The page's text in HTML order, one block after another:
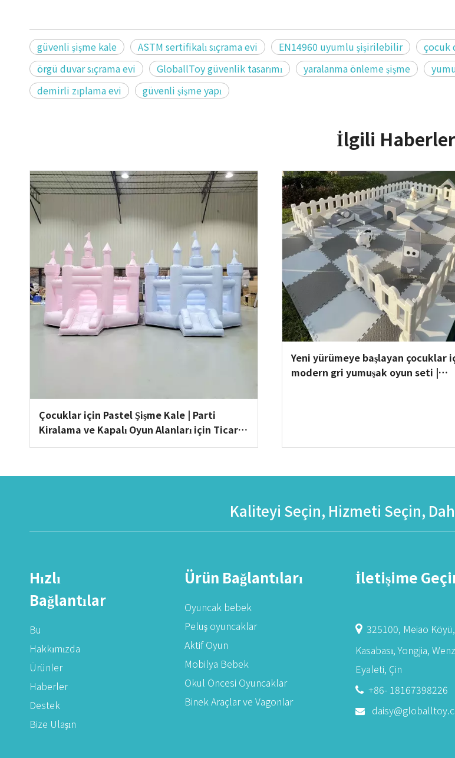
güvenli şişme kale ASTM sertifikalı sıçrama evi EN14960 uyumlu şişirilebilir
çocuk
örgü duvar sıçrama evi
GloballToy güvenlik tasarımı yaralanma önleme şişme
demirli zıplama evi
güvenli şişme yapı
İlgili Haberler
Çocuklar için Pastel Şişme Kale | Parti
Kiralama ve Kapalı Oyun Alanları için Ticari
Sıçrama Evi
Yeni yürümeye başlayan çocuklar
modern gri yumuşak oyun seti |
Kaliteyi Seçin, Hizmeti Seçin,
Hızlı
Bağlantılar
Bu
Hakkımızda
Ürünler
Haberler
Destek
Bize Ulaşın
Ürün Bağlantıları
Oyuncak bebek
Peluş oyuncaklar
Aktif Oyun
Mobilya Bebek
Okul Öncesi Oyuncaklar
Binek Araçlar ve Vagonlar
İletişime
325100, Meiao Köyü,
Kasabası, Yongjia,
Eyaleti, Çin
+86- 18167398226
